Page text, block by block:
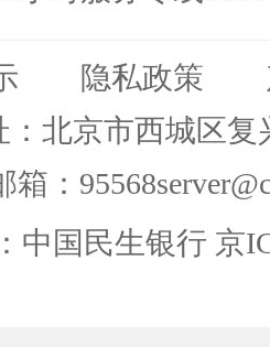
隐私政策
：北京市西城区复
箱：
中国民生银行 京